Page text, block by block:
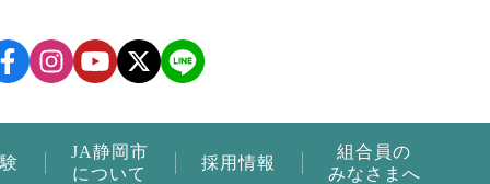
JA静岡市
について
採用情報
組合員の
みなさまへ